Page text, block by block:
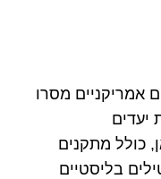
אמריקניים מסרו
יעדים
כולל מתקנים
בליסטיים